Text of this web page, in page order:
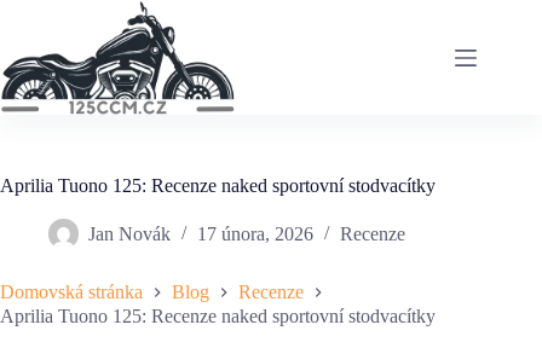
content
Aprilia Tuono 125: Recenze naked sportovní stodvacítky
Jan Novák 17 února, 2026 Recenze
Domovská stránka Blog
Recenze
Aprilia Tuono 125: Recenze naked sportovní stodvacítky